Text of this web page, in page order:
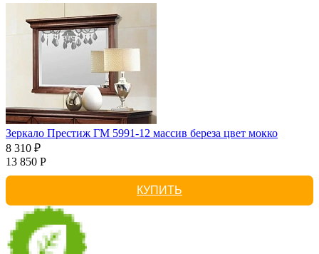
Зеркало Престиж ГМ 5991-12 массив береза цвет мокко
8 310 ₽
13 850 Р
КУПИТЬ